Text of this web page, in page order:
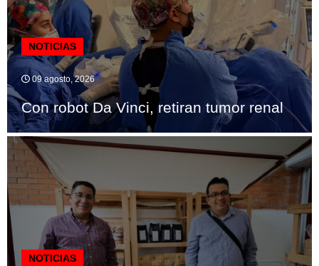
NOTICIAS
09 agosto, 2026
Con robot Da Vinci, retiran tumor renal
NOTICIAS